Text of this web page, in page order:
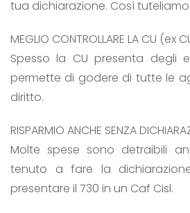
tua dichiarazione. Così
MEGLIO CONTROLLARE LA CU (ex
Spesso la CU presenta degli
permette di godere di tutte le
diritto.
RISPARMIO ANCHE SENZA
Molte spese sono detraibili
tenuto a fare la
presentare il 730 in un Caf Cisl.